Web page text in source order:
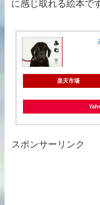
に感じ取れる絵本で
楽天市場
スポンサーリンク